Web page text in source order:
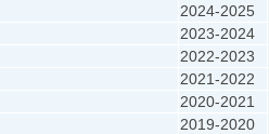
2024-2025
2023-2024
2022-2023
2021-2022
2020-2021
2019-2020